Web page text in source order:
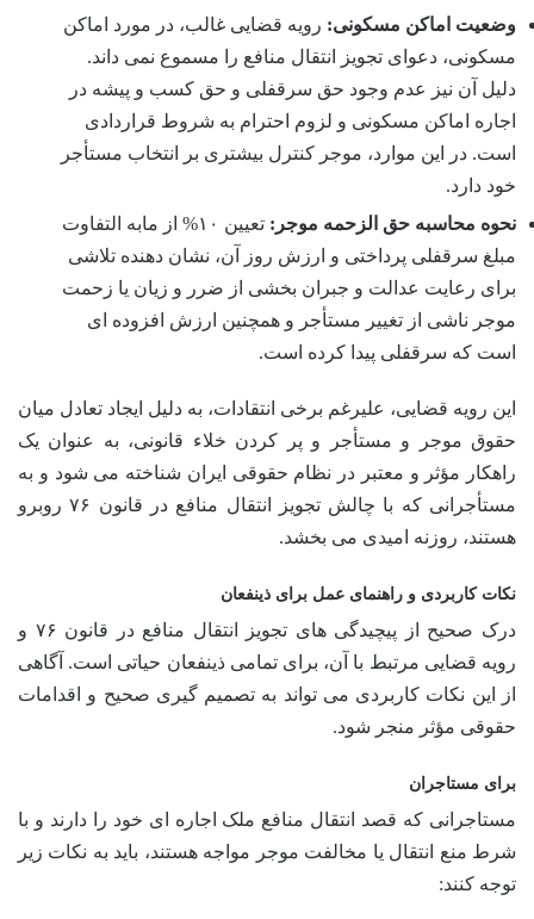
وضعیت اماکن مسکونی: رویه قضایی غالب، در مورد اماکن
مسکونی، دعوای تجویز انتقال منافع را مسموع نمی داند.
دلیل آن نیز عدم وجود حق سرقفلی و حق کسب و پیشه در
اجاره اماکن مسکونی و لزوم احترام به شروط قراردادی
است. در این موارد، موجر کنترل بیشتری بر انتخاب مستأجر
خود دارد.
نحوه محاسبه حق الزحمه موجر:
تعیین ۱۰% از مابه التفاوت
مبلغ سرقفلی پرداختی و ارزش روز آن، نشان دهنده تلاشی
برای رعایت عدالت و جبران بخشی از ضرر و زیان یا زحمت
موجر ناشی از تغییر مستأجر و همچنین ارزش افزوده ای
است که سرقفلی پیدا کرده است.
این رویه قضایی، علیرغم برخی انتقادات، به دلیل ایجاد تعادل میان
حقوق موجر و مستأجر و پر کردن خلاء قانونی، به عنوان یک
راهکار مؤثر و معتبر در نظام حقوقی ایران شناخته می شود و به
مستأجرانی که با چالش تجویز انتقال منافع در قانون ۷۶ روبرو
هستند، روزنه امیدی می بخشد.
نکات کاربردی و راهنمای عمل برای ذینفعان
درک صحیح از پیچیدگی های تجویز انتقال منافع در قانون ۷۶ و
رویه قضایی مرتبط با آن، برای تمامی ذینفعان حیاتی است. آگاهی
از این نکات کاربردی می تواند به تصمیم گیری صحیح و اقدامات
حقوقی مؤثر منجر شود.
برای مستاجران
مستاجرانی که قصد انتقال منافع ملک اجاره ای خود را دارند و با
شرط منع انتقال یا مخالفت موجر مواجه هستند، باید به نکات زیر
توجه کنند: